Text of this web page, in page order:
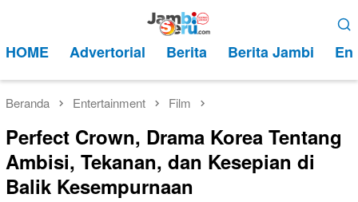
kontenMobile
HOME Advertorial Berita Berita Jambi
Beranda Entertainment Film
Perfect Crown, Drama Korea Tentang
Ambisi, Tekanan, dan Kesepian di
Balik Kesempurnaan